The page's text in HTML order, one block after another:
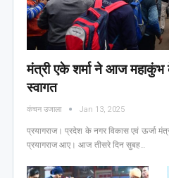
मंत्री एके शर्मा ने आज महाकुंभ
स्वागत
कंचन उजाला Jan 13, 2025
प्रयागराज। प्रदेश के नगर विकास एवं ऊर्जा
प्रयागराज आए। आज तीसरे दिन सुबह…